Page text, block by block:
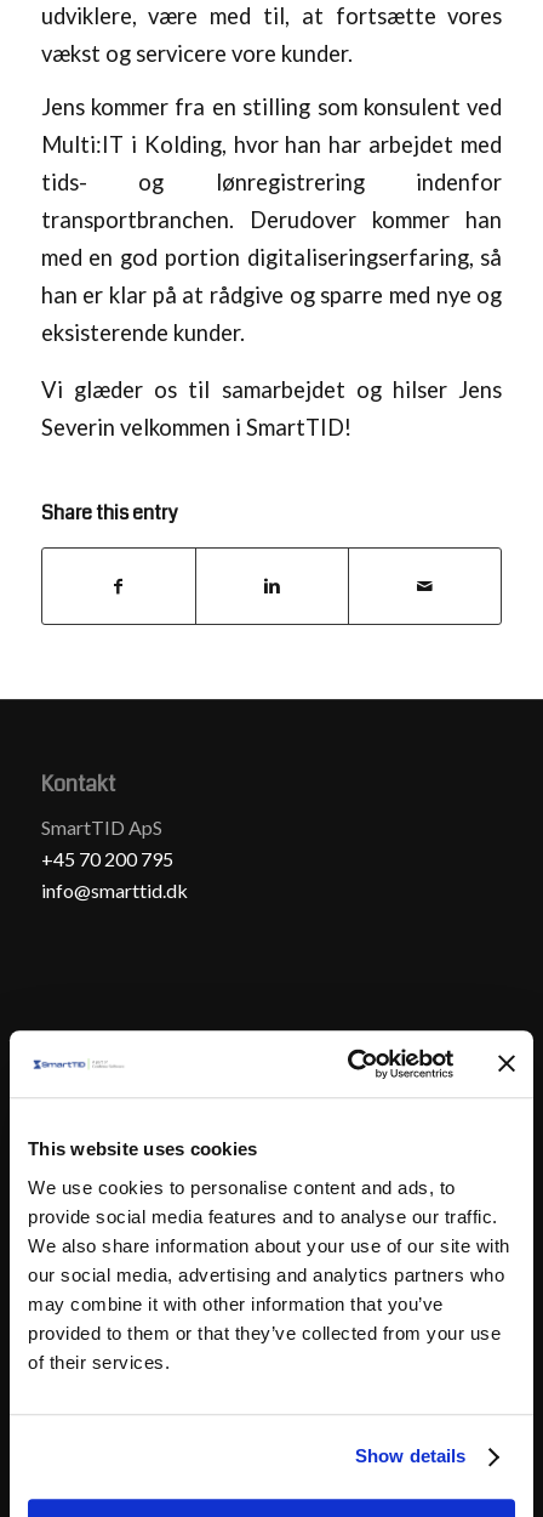
This website uses cookies
We use cookies to personalise content and ads, to
provide social media features and to analyse our traffic.
We also share information about your use of our site with
our social media, advertising and analytics partners who
may combine it with other information that you’ve
provided to them or that they’ve collected from your use
of their services.
Show details
udviklere, være med til, at fortsætte vores
vækst og servicere vore kunder.
Jens kommer fra en stilling som konsulent ved
Multi:IT i Kolding, hvor han har arbejdet med
tids- og lønregistrering indenfor
transportbranchen. Derudover kommer han
med en god portion digitaliseringserfaring, så
han er klar på at rådgive og sparre med nye og
eksisterende kunder.
Vi glæder os til samarbejdet og hilser Jens
Severin velkommen i SmartTID!
Share this entry
Kontakt
SmartTID ApS
+45 70 200 795
info@smarttid.dk
Landbrug
Øvrige brancher
Tandlæger
Speciallæger
Servicefag
SmartTID Team Planlægning